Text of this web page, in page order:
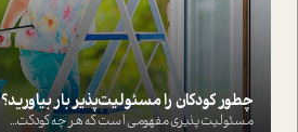
چطور کودکان را مسئولیت‌پذیر بار بیاورید؟
مسئولیت پذیری مفهومی ا ست که هر چه کودکت...